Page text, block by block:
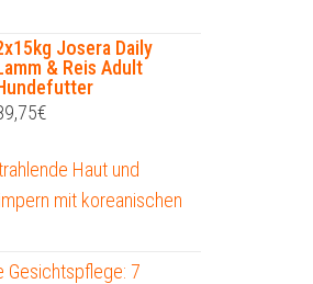
Josera Daily
& Reis Adult
€
Haut und
mit koreanischen
Gesichtspflege: 7